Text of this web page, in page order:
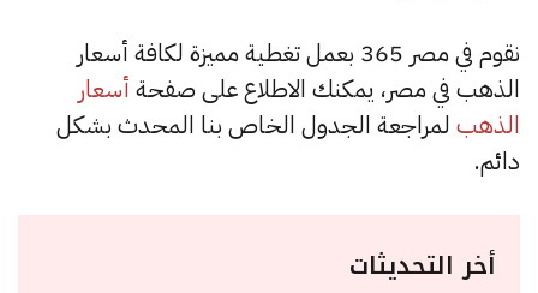
نقوم في مصر 365 بعمل تغطية مميزة لكافة أسعار
الذهب في مصر، يمكنك الاطلاع على صفحة أسعار
الذهب لمراجعة الجدول الخاص بنا المحدث بشكل
دائم.
أخر التحديثات